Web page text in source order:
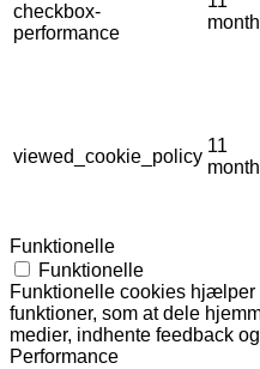
checkbox-
performance
viewed_cookie_policy
11
Funktionelle
Funktionelle
Funktionelle cookies hjælper
funktioner, som at dele
medier, indhente feedback
Performance